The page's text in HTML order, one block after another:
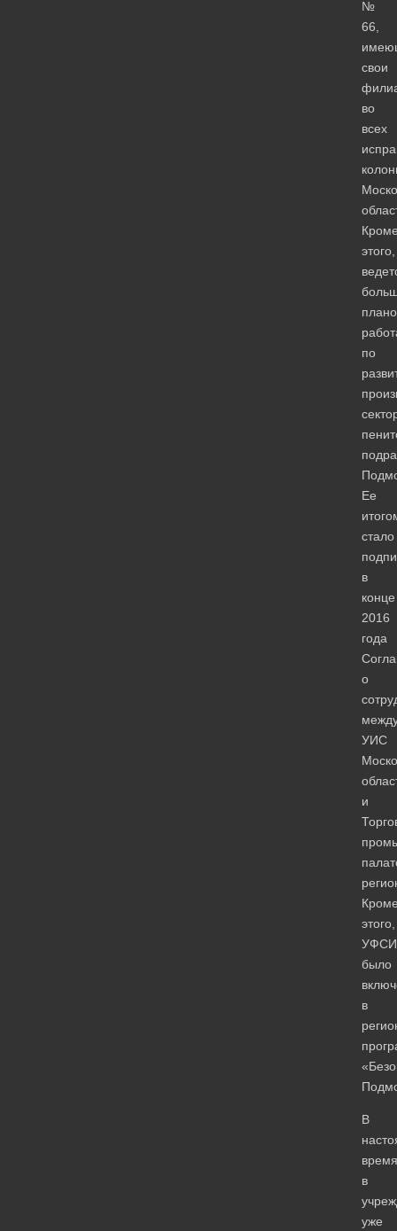
№
66,
свои
во
всех
этого,
по
Ее
стало
в
конце
2016
года
о
УИС
и
этого,
было
в
В
время
в
уже